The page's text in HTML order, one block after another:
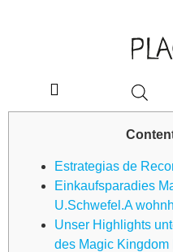
Estrategias de
Einkaufsparadies
U.Schwefel.A
Unser Highlights
des Magic Kingdom